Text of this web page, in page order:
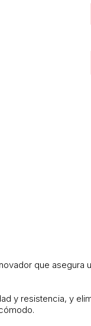
que
y resistencia, y